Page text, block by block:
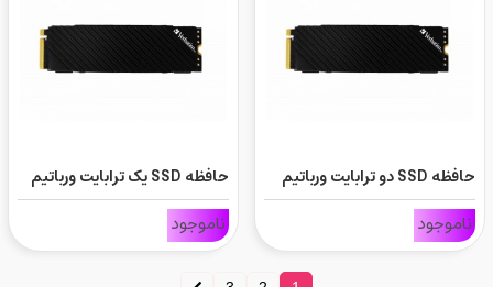
حافظه SSD دو ترابایت ورباتیم
مدل VI7000G برای Ps5
ناموجود
حافظه SSD یک ترابایت ورباتیم
مدل VI7000G برای Ps5
ناموجود